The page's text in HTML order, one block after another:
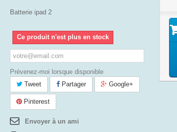
Batterie ipad 2
Ce produit n'est plus en stock
Prévenez-moi lorsque disponible
Tweet
Partager Google+
Pinterest
Envoyer à un ami